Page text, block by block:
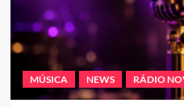
MÚSICA NEWS RÁDIO